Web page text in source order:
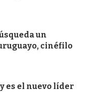
un
cinéfilo
es el nuevo líder